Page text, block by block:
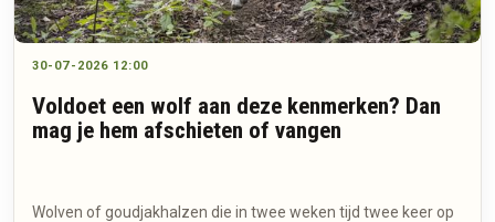
30-07-2026 12:00
Voldoet een wolf aan deze kenmerken? Dan
mag je hem afschieten of vangen
Wolven of goudjakhalzen die in twee weken tijd twee keer op